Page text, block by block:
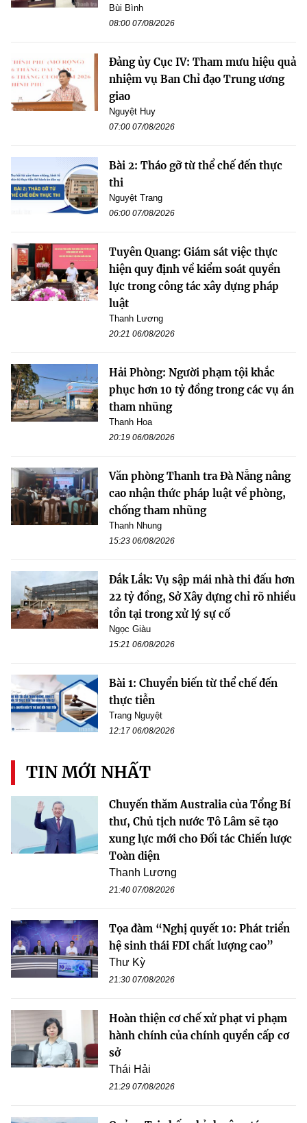
Bùi Bình
08:00 07/08/2026
Đảng ủy Cục IV: Tham mưu hiệu quả
nhiệm vụ Ban Chỉ đạo Trung ương
giao
Nguyệt Huy
07:00 07/08/2026
Bài 2: Tháo gỡ từ thể chế đến thực
thi
Nguyệt Trang
06:00 07/08/2026
Tuyên Quang: Giám sát việc thực
hiện quy định về kiểm soát quyền
lực trong công tác xây dựng pháp
luật
Thanh Lương
20:21 06/08/2026
Hải Phòng: Người phạm tội khắc
phục hơn 10 tỷ đồng trong các vụ án
tham nhũng
Thanh Hoa
20:19 06/08/2026
Văn phòng Thanh tra Đà Nẵng nâng
cao nhận thức pháp luật về phòng,
chống tham nhũng
Thanh Nhung
15:23 06/08/2026
Đắk Lắk: Vụ sập mái nhà thi đấu hơn
22 tỷ đồng, Sở Xây dựng chỉ rõ nhiều
tồn tại trong xử lý sự cố
Ngọc Giàu
15:21 06/08/2026
Bài 1: Chuyển biến từ thể chế đến
thực tiễn
Trang Nguyệt
12:17 06/08/2026
TIN MỚI NHẤT
Chuyến thăm Australia của Tổng Bí
thư, Chủ tịch nước Tô Lâm sẽ tạo
xung lực mới cho Đối tác Chiến lược
Toàn diện
Thanh Lương
21:40 07/08/2026
Tọa đàm “Nghị quyết 10: Phát triển
hệ sinh thái FDI chất lượng cao”
Thư Kỳ
21:30 07/08/2026
Hoàn thiện cơ chế xử phạt vi phạm
hành chính của chính quyền cấp cơ
sở
Thái Hải
21:29 07/08/2026